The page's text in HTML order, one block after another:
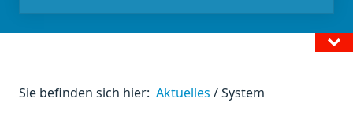
Sie befinden sich hier: Aktuelles /System